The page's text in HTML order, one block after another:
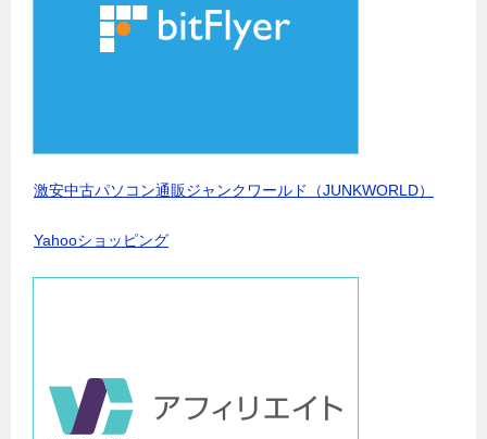
激安中古パソコン通販ジャンクワールド（JUNKWORLD）
Yahooショッピング